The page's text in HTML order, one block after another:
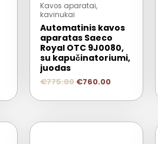
Kavos aparatai,
kavinukai
Automatinis kavos
aparatas Saeco
Royal OTC 9J0080,
su kapučinatoriumi,
juodas
€775.00 €760.00